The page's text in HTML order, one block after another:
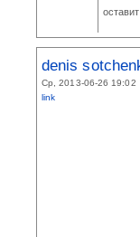
denis
Ср, 2013-06-26 19:02
link